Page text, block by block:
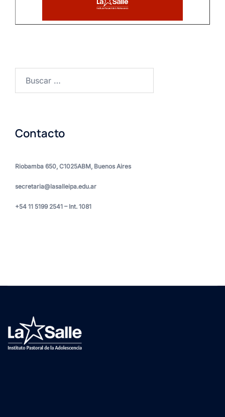
Contacto
Riobamba 650, C1025ABM, Buenos Aires
secretaria@lasalleipa.edu.ar
+54 11 5199 2541 – Int. 1081